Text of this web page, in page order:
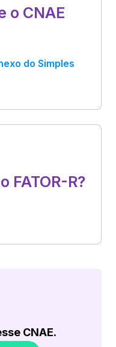
o CNAE
do Simples
FATOR-R?
CNAE.